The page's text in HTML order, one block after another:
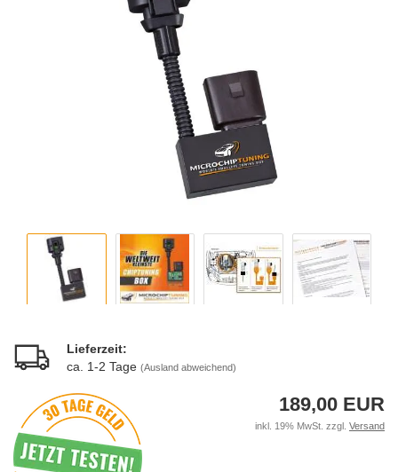
Lieferzeit:
ca. 1-2 Tage (Ausland abweichend)
189,00 EUR
inkl. 19% MwSt. zzgl. Versand